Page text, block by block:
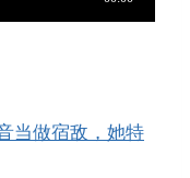
当做宿敌，她特